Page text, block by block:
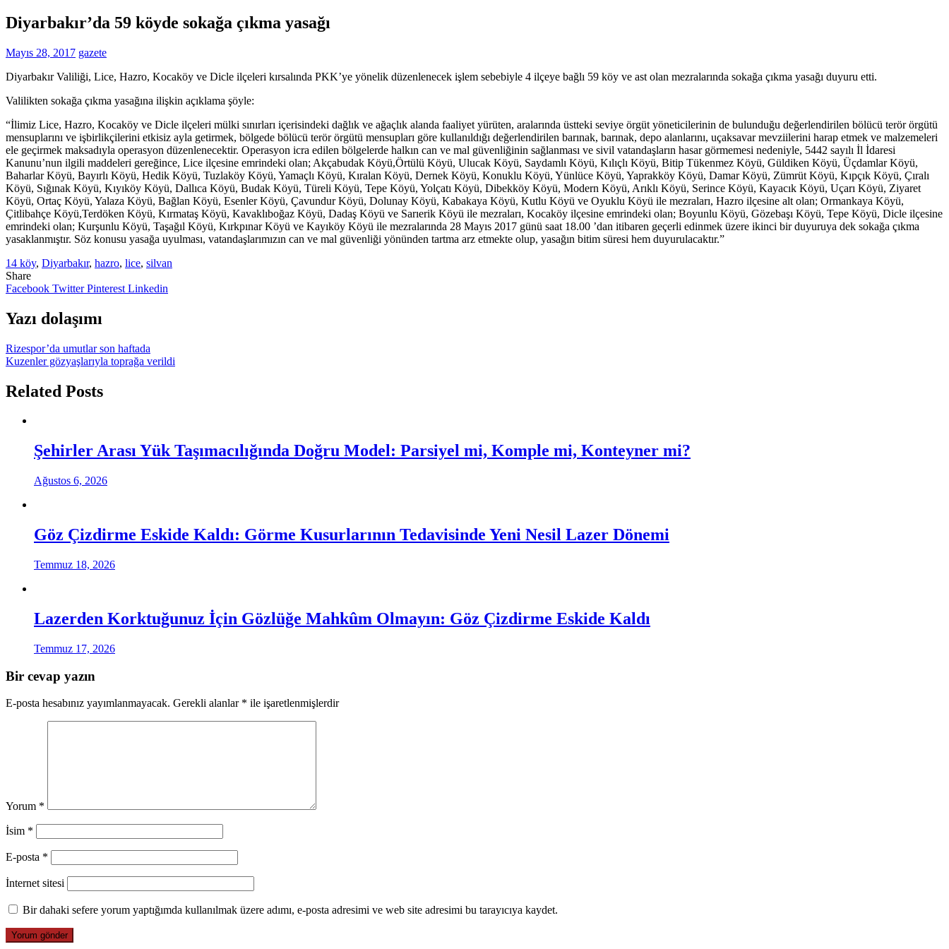
Diyarbakır’da 59 köyde sokağa çıkma yasağı
Mayıs 28, 2017 gazete
Diyarbakır Valiliği, Lice, Hazro, Kocaköy ve Dicle ilçeleri kırsalında PKK’ye yönelik düzenlenecek işlem sebebiyle 4 ilçeye bağlı 59 köy ve ast olan mezralarında sokağa çıkma yasağı duyuru etti.
Valilikten sokağa çıkma yasağına ilişkin açıklama şöyle:
“İlimiz Lice, Hazro, Kocaköy ve Dicle ilçeleri mülki sınırları içerisindeki dağlık ve ağaçlık alanda faaliyet yürüten, aralarında üstteki seviye örgüt yöneticilerinin de bulunduğu değerlendirilen bölücü terör örgütü
mensuplarını ve işbirlikçilerini etkisiz ayla getirmek, bölgede bölücü terör örgütü mensupları göre kullanıldığı değerlendirilen barınak, barınak, depo alanlarını, uçaksavar mevziilerini harap etmek ve malzemeleri
ele geçirmek maksadıyla operasyon düzenlenecektir. Operasyon icra edilen bölgelerde halkın can ve mal güvenliğinin sağlanması ve sivil vatandaşların hasar görmemesi nedeniyle, 5442 sayılı İl İdaresi
Kanunu’nun ilgili maddeleri gereğince, Lice ilçesine emrindeki olan; Akçabudak Köyü,Örtülü Köyü, Ulucak Köyü, Saydamlı Köyü, Kılıçlı Köyü, Bitip Tükenmez Köyü, Güldiken Köyü, Üçdamlar Köyü,
Baharlar Köyü, Bayırlı Köyü, Hedik Köyü, Tuzlaköy Köyü, Yamaçlı Köyü, Kıralan Köyü, Dernek Köyü, Konuklu Köyü, Yünlüce Köyü, Yaprakköy Köyü, Damar Köyü, Zümrüt Köyü, Kıpçık Köyü, Çıralı
Köyü, Sığınak Köyü, Kıyıköy Köyü, Dallıca Köyü, Budak Köyü, Türeli Köyü, Tepe Köyü, Yolçatı Köyü, Dibekköy Köyü, Modern Köyü, Arıklı Köyü, Serince Köyü, Kayacık Köyü, Uçarı Köyü, Ziyaret
Köyü, Ortaç Köyü, Yalaza Köyü, Bağlan Köyü, Esenler Köyü, Çavundur Köyü, Dolunay Köyü, Kabakaya Köyü, Kutlu Köyü ve Oyuklu Köyü ile mezraları, Hazro ilçesine alt olan; Ormankaya Köyü,
Çitlibahçe Köyü,Terdöken Köyü, Kırmataş Köyü, Kavaklıboğaz Köyü, Dadaş Köyü ve Sarıerik Köyü ile mezraları, Kocaköy ilçesine emrindeki olan; Boyunlu Köyü, Gözebaşı Köyü, Tepe Köyü, Dicle ilçesine
emrindeki olan; Kurşunlu Köyü, Taşağıl Köyü, Kırkpınar Köyü ve Kayıköy Köyü ile mezralarında 28 Mayıs 2017 günü saat 18.00 ’dan itibaren geçerli edinmek üzere ikinci bir duyuruya dek sokağa çıkma
yasaklanmıştır. Söz konusu yasağa uyulması, vatandaşlarımızın can ve mal güvenliği yönünden tartma arz etmekte olup, yasağın bitim süresi hem duyurulacaktır.”
14 köy, Diyarbakır, hazro, lice, silvan
Share
Facebook TwitterPinterest Linkedin
Yazı dolaşımı
Rizespor’da umutlar son haftada
Kuzenler gözyaşlarıyla toprağa verildi
Related Posts
Şehirler Arası Yük Taşımacılığında Doğru Model: Parsiyel mi, Komple mi, Konteyner mi?
Ağustos 6, 2026
Göz Çizdirme Eskide Kaldı: Görme Kusurlarının Tedavisinde Yeni Nesil Lazer Dönemi
Temmuz 18, 2026
Lazerden Korktuğunuz İçin Gözlüğe Mahkûm Olmayın: Göz Çizdirme Eskide Kaldı
Temmuz 17, 2026
Bir cevap yazın
E-posta hesabınız yayımlanmayacak. Gerekli alanlar * ile işaretlenmişlerdir
Yorum *
İsim *
E-posta *
İnternet sitesi
Bir dahaki sefere yorum yaptığımda kullanılmak üzere adımı, e-posta adresimi ve web site adresimi bu tarayıcıya kaydet.